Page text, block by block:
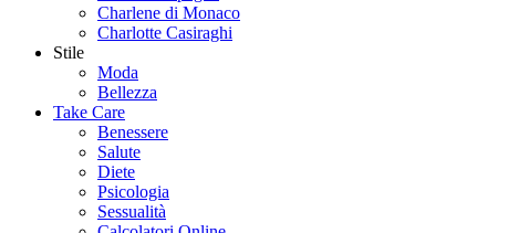
Charlene di Monaco
Charlotte Casiraghi
Stile
Moda
Bellezza
Take Care
Benessere
Salute
Diete
Psicologia
Sessualità